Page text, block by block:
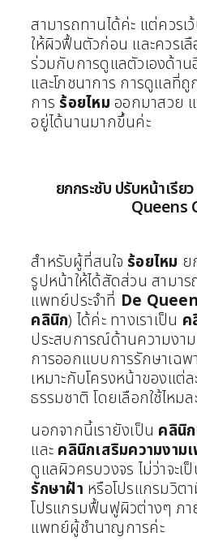
สามารถทานได้ค่ะ แต่ควร
ให้ผิวฟื้นตัวก่อน และควรเ
ร่วมกับการดูแลตัวเองด้า
และโภชนาการ การดูแลที่
การ ร้อยไหม ออกมาสวย
อยู่ได้นานมากขึ้นค่ะ
ยกกระชับ ปรับหน้าเรีย
Queens
สำหรับผู้ที่สนใจ ร้อยไหม ย
รูปหน้าให้ได้สัดส่วน สามาร
แพทย์ประจำที่ De
คลินิก) ได้ค่ะ ทางเราเป็น ค
ประสบการณ์ด้านความงา
การออกแบบการรักษาเฉ
เหมาะกับโครงหน้าของแต่
ธรรมชาติ โดยเลือกใช้ไหม
นอกจากนี้เรายังเป็น คลินิ
และ คลินิกเสริมความงาม
ดูแลผิวครบวงจร ไม่ว่าจะเ
รักษาฝ้า หรือโปรแกรมวิต
โปรแกรมฟื้นฟูผิวต่างๆ ภา
แพทย์ผู้ชำนาญการค่ะ